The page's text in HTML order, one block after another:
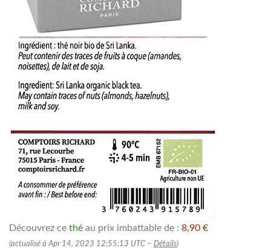
Découvrez ce thé au prix imbattable de : 8,90 €
(actualisé à Apr 14, 2023 12:55:13 UTC – Détails)